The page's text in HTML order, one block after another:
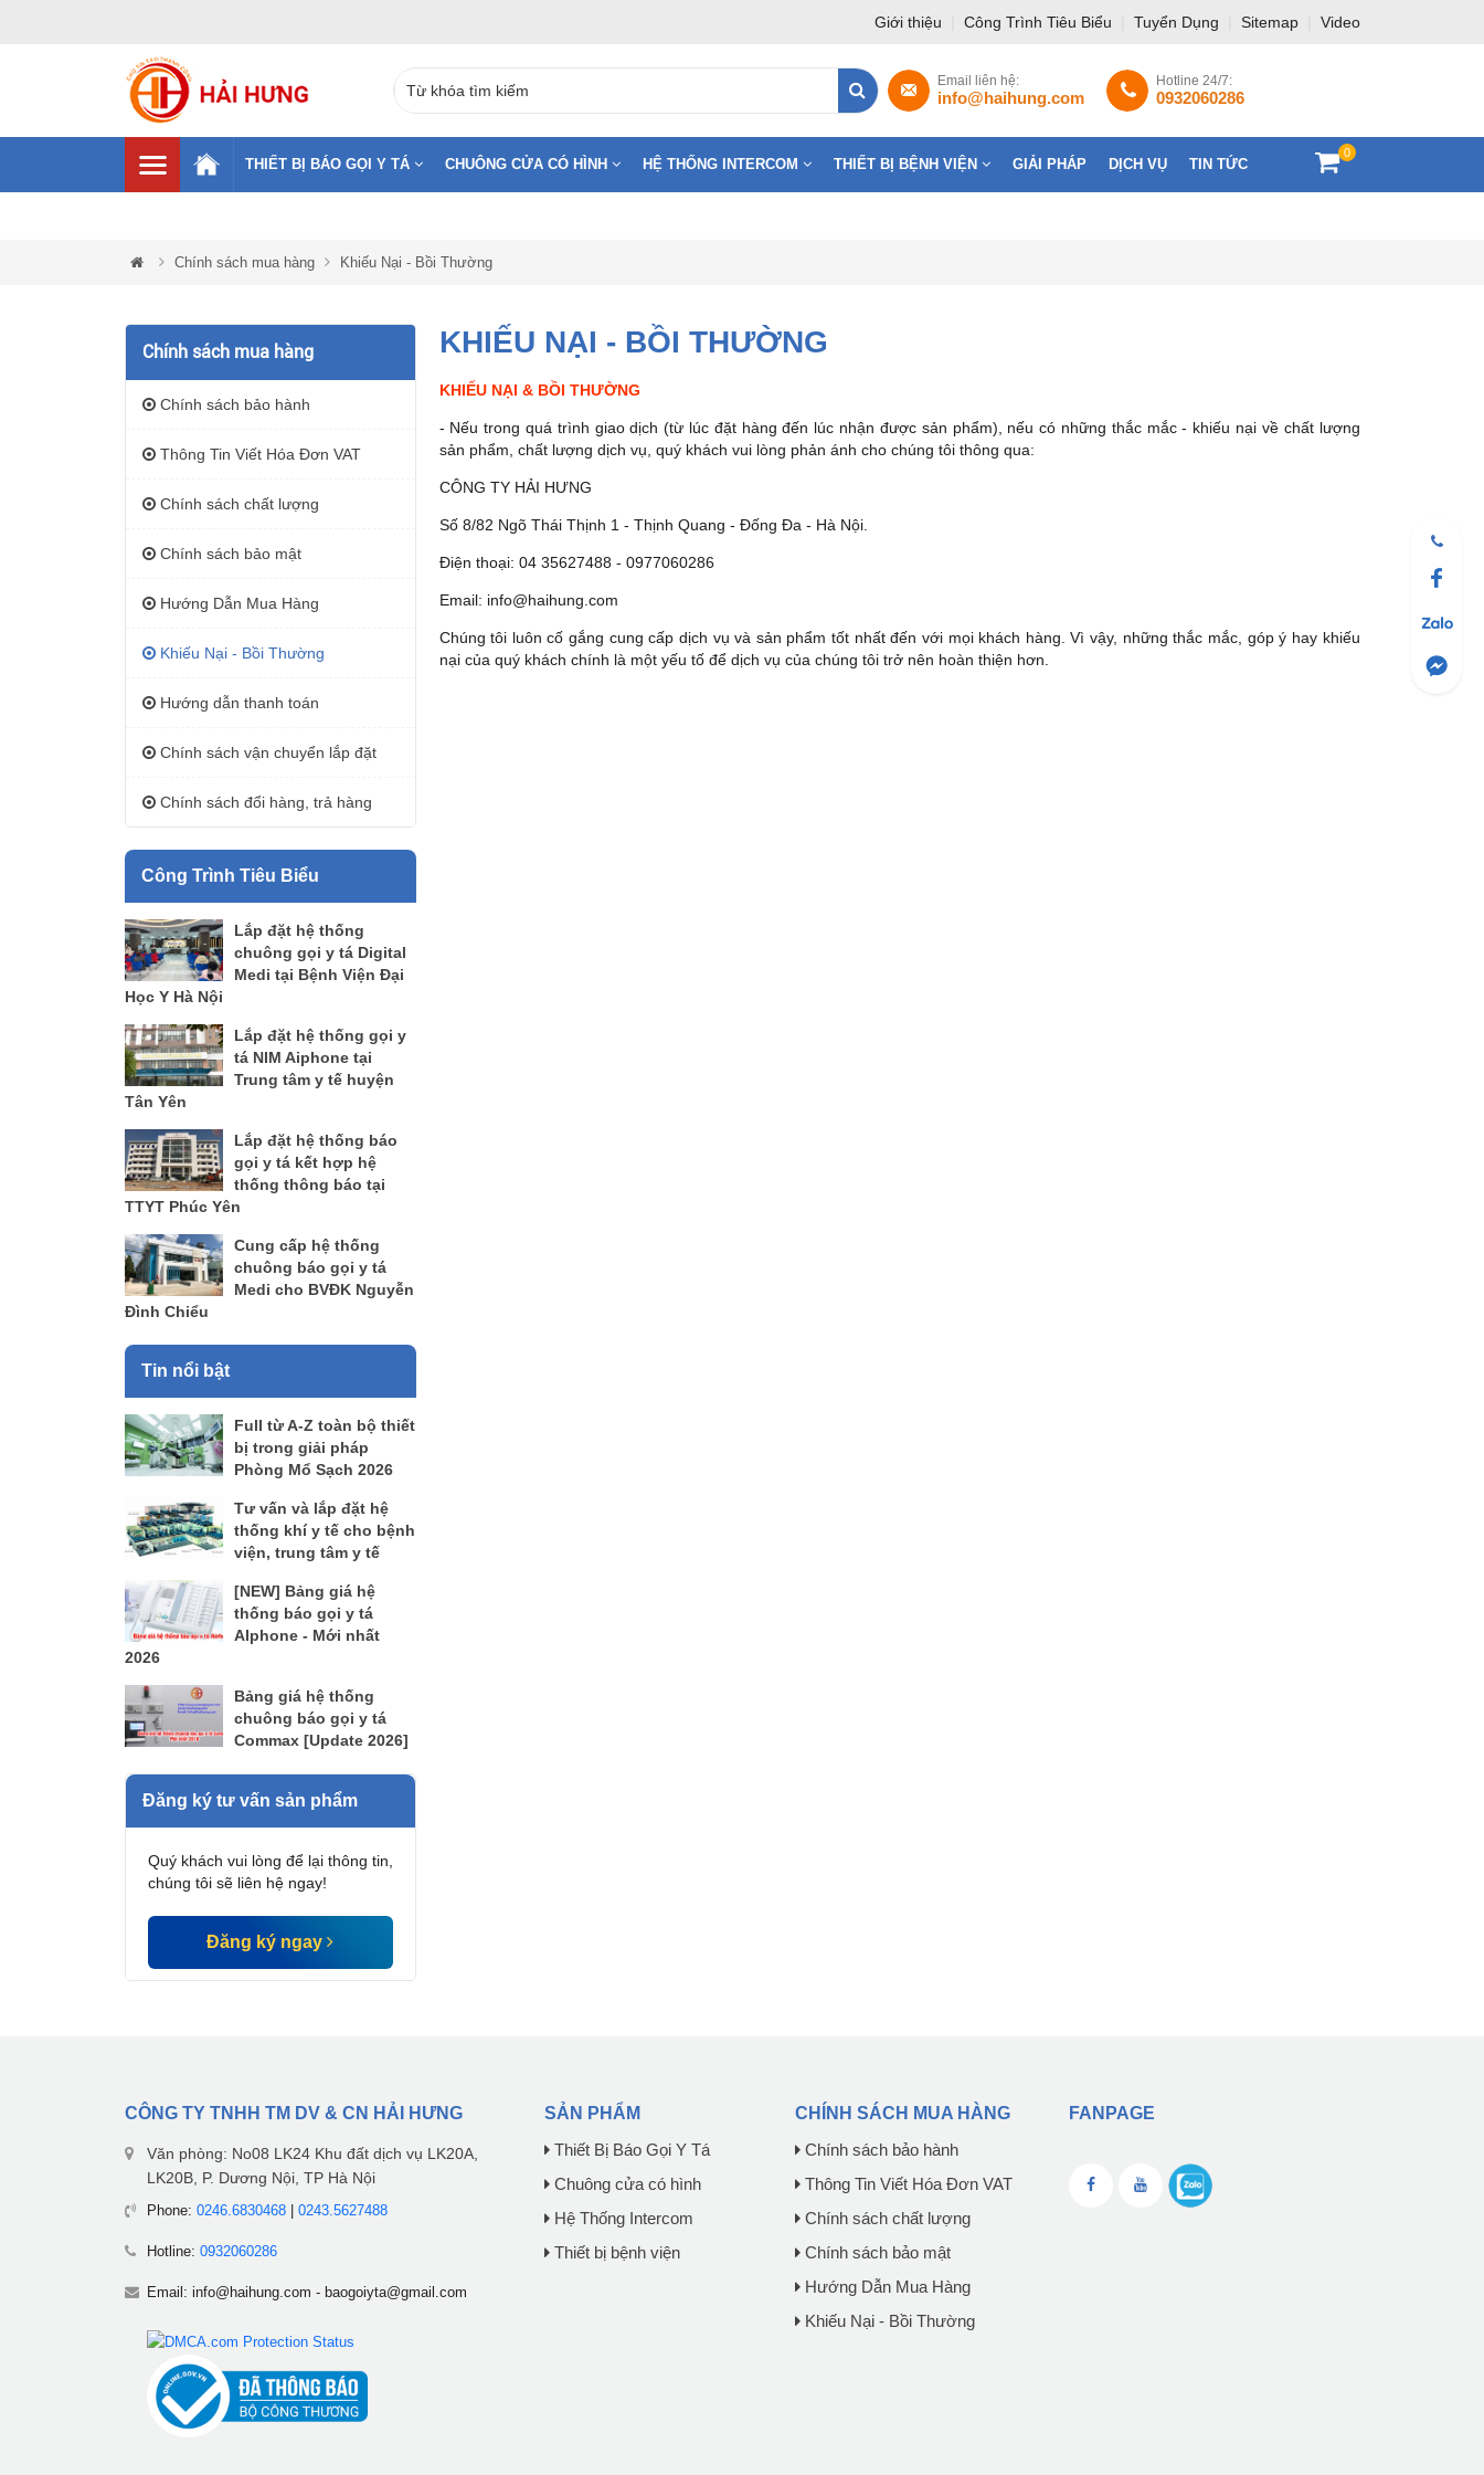
Giới thiệu Công Trình Tiêu Biểu Tuyển Dụng Sitemap Video
Hotline 24/7:
0932060286
Email liên hệ:
info@haihung.com
0
THIẾT BỊ BÁO GỌI Y TÁ CHUÔNG CỬA CÓ HÌNH HỆ THỐNG INTERCOM THIẾT BỊ BỆNH VIỆN GIẢI PHÁP DỊCH VỤ TIN TỨC
Chính sách mua hàng Khiếu Nại - Bồi Thường
Chính sách mua hàng
Chính sách bảo hành
Thông Tin Viết Hóa Đơn VAT
Chính sách chất lượng
Chính sách bảo mật
Hướng Dẫn Mua Hàng
Khiếu Nại - Bồi Thường
Hướng dẫn thanh toán
Chính sách vận chuyển lắp đặt
Chính sách đổi hàng, trả hàng
Công Trình Tiêu Biểu
Lắp đặt hệ thống
chuông gọi y tá Digital
Medi tại Bệnh Viện Đại
Học Y Hà Nội
Lắp đặt hệ thống gọi y
tá NIM Aiphone tại
Trung tâm y tế huyện
Tân Yên
Lắp đặt hệ thống báo
gọi y tá kết hợp hệ
thống thông báo tại
TTYT Phúc Yên
Cung cấp hệ thống
chuông báo gọi y tá
Medi cho BVĐK Nguyễn
Đình Chiểu
Tin nổi bật
Full từ A-Z toàn bộ thiết
bị trong giải pháp
Phòng Mổ Sạch 2026
Tư vấn và lắp đặt hệ
thống khí y tế cho bệnh
viện, trung tâm y tế
[NEW] Bảng giá hệ
thống báo gọi y tá
AIphone - Mới nhất
2026
Bảng giá hệ thống
chuông báo gọi y tá
Commax [Update 2026]
Đăng ký tư vấn sản phẩm
Quý khách vui lòng để lại thông tin,
chúng tôi sẽ liên hệ ngay!
Đăng ký ngay
KHIẾU NẠI - BỒI THƯỜNG
KHIẾU NẠI & BỒI THƯỜNG
- Nếu trong quá trình giao dịch (từ lúc đặt hàng đến lúc nhận được sản phẩm), nếu có những thắc mắc - khiếu nại về chất lượng
sản phẩm, chất lượng dịch vụ, quý khách vui lòng phản ánh cho chúng tôi thông qua:
CÔNG TY HẢI HƯNG
Số 8/82 Ngõ Thái Thịnh 1 - Thịnh Quang - Đống Đa - Hà Nội.
Điện thoại: 04 35627488 - 0977060286
Email: info@haihung.com
Chúng tôi luôn cố gắng cung cấp dịch vụ và sản phẩm tốt nhất đến với mọi khách hàng. Vì vậy, những thắc mắc, góp ý hay khiếu
nại của quý khách chính là một yếu tố để dịch vụ của chúng tôi trở nên hoàn thiện hơn.
CÔNG TY TNHH TM DV & CN HẢI HƯNG
Văn phòng: No08 LK24 Khu đất dịch vụ LK20A,
LK20B, P. Dương Nội, TP Hà Nội
Phone: 0246.6830468| 0243.5627488
Hotline: 0932060286
Email: info@haihung.com - baogoiyta@gmail.com
SẢN PHẨM
Thiết Bị Báo Gọi Y Tá
Chuông cửa có hình
Hệ Thống Intercom
Thiết bị bệnh viện
CHÍNH SÁCH MUA HÀNG
Chính sách bảo hành
Thông Tin Viết Hóa Đơn VAT
Chính sách chất lượng
Chính sách bảo mật
Hướng Dẫn Mua Hàng
Khiếu Nại - Bồi Thường
FANPAGE